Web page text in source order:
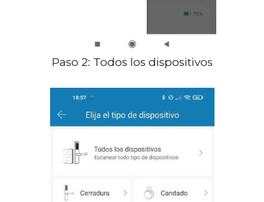
Paso 2: Todos los dispositivos